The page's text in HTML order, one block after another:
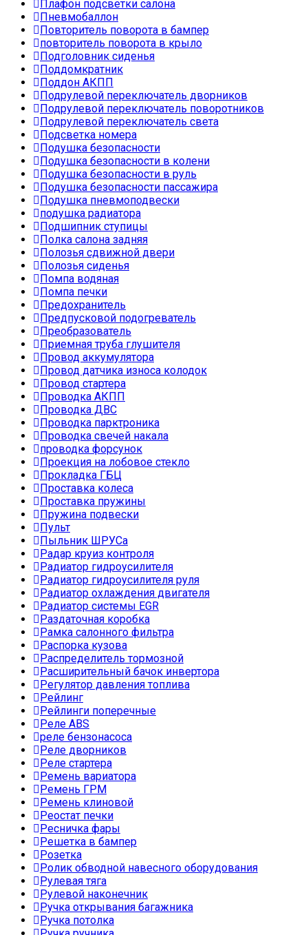
Плафон подсветки салона
Пневмобаллон
Повторитель поворота в бампер
повторитель поворота в крыло
Подголовник сиденья
Поддомкратник
Поддон АКПП
Подрулевой переключатель дворников
Подрулевой переключатель поворотников
Подрулевой переключатель света
Подсветка номера
Подушка безопасности
Подушка безопасности в колени
Подушка безопасности в руль
Подушка безопасности пассажира
Подушка пневмоподвески
подушка радиатора
Подшипник ступицы
Полка салона задняя
Полозья сдвижной двери
Полозья сиденья
Помпа водяная
Помпа печки
Предохранитель
Предпусковой подогреватель
Преобразователь
Приемная труба глушителя
Провод аккумулятора
Провод датчика износа колодок
Провод стартера
Проводка АКПП
Проводка ДВС
Проводка парктроника
Проводка свечей накала
проводка форсунок
Проекция на лобовое стекло
Прокладка ГБЦ
Проставка колеса
Проставка пружины
Пружина подвески
Пульт
Пыльник ШРУСа
Радар круиз контроля
Радиатор гидроусилителя
Радиатор гидроусилителя руля
Радиатор охлаждения двигателя
Радиатор системы EGR
Раздаточная коробка
Рамка салонного фильтра
Распорка кузова
Распределитель тормозной
Расширительный бачок инвертора
Регулятор давления топлива
Рейлинг
Рейлинги поперечные
Реле ABS
реле бензонасоса
Реле дворников
Реле стартера
Ремень вариатора
Ремень ГРМ
Ремень клиновой
Реостат печки
Ресничка фары
Решетка в бампер
Розетка
Ролик обводной навесного оборудования
Рулевая тяга
Рулевой наконечник
Ручка открывания багажника
Ручка потолка